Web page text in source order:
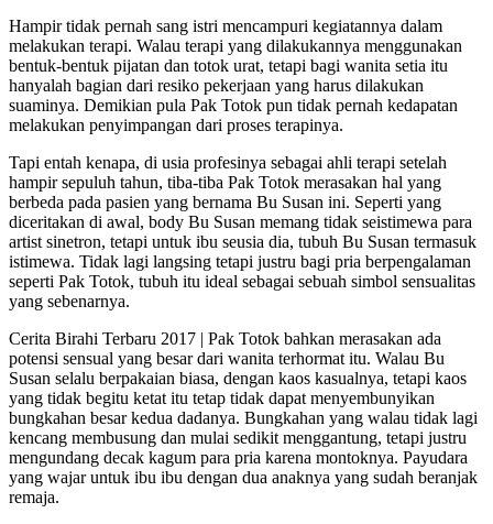
Hampir tidak pernah sang istri mencampuri kegiatannya dalam
melakukan terapi. Walau terapi yang dilakukannya menggunakan
bentuk-bentuk pijatan dan totok urat, tetapi bagi wanita setia itu
hanyalah bagian dari resiko pekerjaan yang harus dilakukan
suaminya. Demikian pula Pak Totok pun tidak pernah kedapatan
melakukan penyimpangan dari proses terapinya.
Tapi entah kenapa, di usia profesinya sebagai ahli terapi setelah
hampir sepuluh tahun, tiba-tiba Pak Totok merasakan hal yang
berbeda pada pasien yang bernama Bu Susan ini. Seperti yang
diceritakan di awal, body Bu Susan memang tidak seistimewa para
artist sinetron, tetapi untuk ibu seusia dia, tubuh Bu Susan termasuk
istimewa. Tidak lagi langsing tetapi justru bagi pria berpengalaman
seperti Pak Totok, tubuh itu ideal sebagai sebuah simbol sensualitas
yang sebenarnya.
Cerita Birahi Terbaru 2017 | Pak Totok bahkan merasakan ada
potensi sensual yang besar dari wanita terhormat itu. Walau Bu
Susan selalu berpakaian biasa, dengan kaos kasualnya, tetapi kaos
yang tidak begitu ketat itu tetap tidak dapat menyembunyikan
bungkahan besar kedua dadanya. Bungkahan yang walau tidak lagi
kencang membusung dan mulai sedikit menggantung, tetapi justru
mengundang decak kagum para pria karena montoknya. Payudara
yang wajar untuk ibu ibu dengan dua anaknya yang sudah beranjak
remaja.